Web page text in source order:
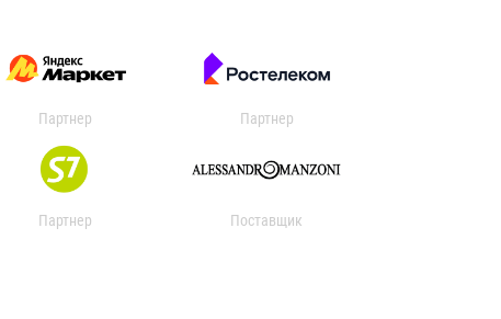
Партнер Партнер
Партнер Поставщик